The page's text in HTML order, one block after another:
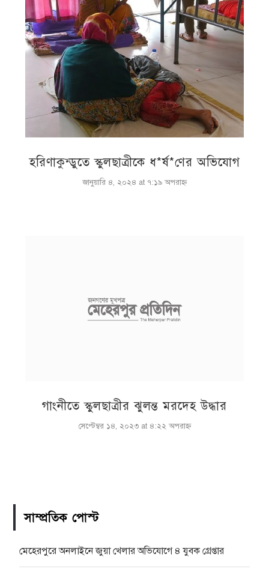
হরিণাকুন্ডুতে স্কুলছাত্রীকে ধ*র্ষ*ণের অভিযোগ
জানুয়ারি ৪, ২০২৪ at ৭:১৯ অপরাহ্ণ
গাংনীতে স্কুলছাত্রীর ঝুলন্ত মরদেহ উদ্ধার
সেপ্টেম্বর ১৪, ২০২৩ at ৪:২২ অপরাহ্ণ
সাম্প্রতিক পোস্ট
মেহেরপুরে অনলাইনে জুয়া খেলার অভিযোগে ৪ যুবক গ্রেপ্তার